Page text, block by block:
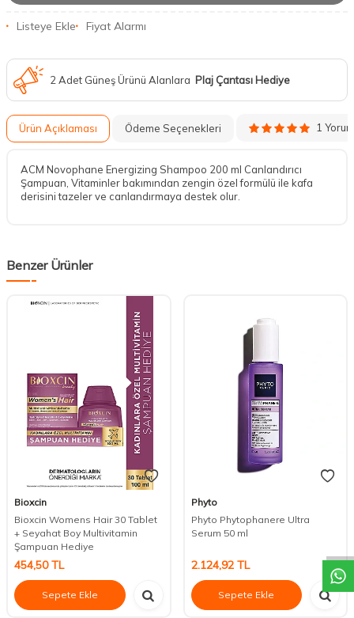
Listeye Ekle Fiyat Alarmı
2 Adet Güneş Ürünü Alanlara Plaj Çantası Hediye
Ürün Açıklaması Ödeme Seçenekleri 1 Yorum
ACM Novophane Energizing Shampoo 200 ml Canlandırıcı
Şampuan, Vitaminler bakımından zengin özel formülü ile kafa
derisini tazeler ve canlandırmaya destek olur.
Benzer Ürünler
Bioxcin
Bioxcin Womens Hair 30 Tablet
+ Seyahat Boy Multivitamin
Şampuan Hediye
454,50TL
Sepete Ekle
Phyto
Phyto Phytophanere Ultra
Serum 50 ml
2.124,92TL
Sepete Ekle